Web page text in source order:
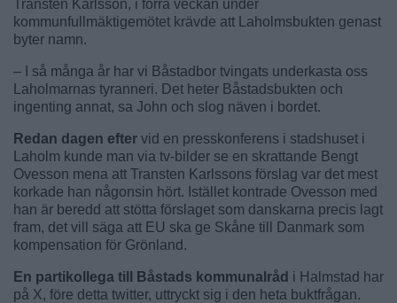
Transten Karlsson, i förra veckan under
kommunfullmäktigemötet krävde att Laholmsbukten genast
byter namn.
– I så många år har vi Båstadbor tvingats underkasta oss
Laholmarnas tyranneri. Det heter Båstadsbukten och
ingenting annat, sa John och slog näven i bordet.
Redan dagen efter vid en presskonferens i stadshuset i
Laholm kunde man via tv-bilder se en skrattande Bengt
Ovesson mena att Transten Karlssons förslag var det mest
korkade han någonsin hört. Istället kontrade Ovesson med
han är beredd att stötta förslaget som danskarna precis lagt
fram, det vill säga att EU ska ge Skåne till Danmark som
kompensation för Grönland.
En partikollega till Båstads kommunalråd i Halmstad har
på X, före detta twitter, uttryckt sig i den heta buktfrågan.